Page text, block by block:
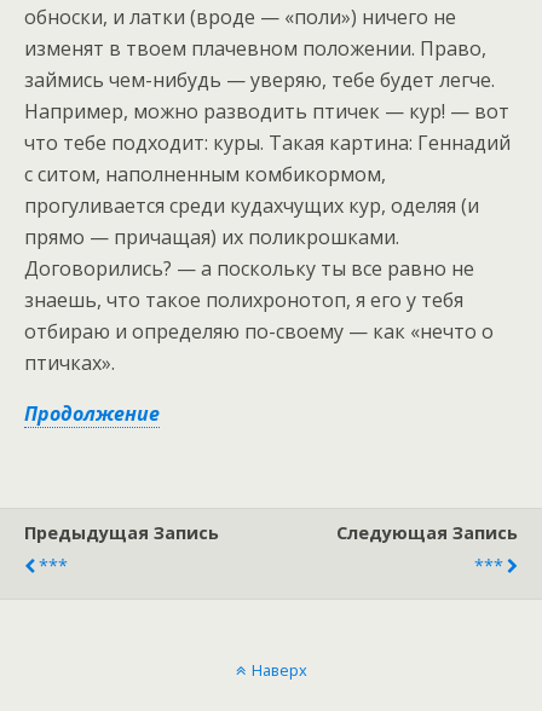
обноски, и латки (вроде — «поли») ничего не
изменят в твоем плачевном положении. Право,
займись чем-нибудь — уверяю, тебе будет легче.
Например, можно разводить птичек — кур! — вот
что тебе подходит: куры. Такая картина: Геннадий
с ситом, наполненным комбикормом,
прогуливается среди кудахчущих кур, оделяя (и
прямо — причащая) их поликрошками.
Договорились? — а поскольку ты все равно не
знаешь, что такое полихронотоп, я его у тебя
отбираю и определяю по-своему — как «нечто о
птичках».
Продолжение
Предыдущая Запись
***
Следующая Запись
***
Наверх